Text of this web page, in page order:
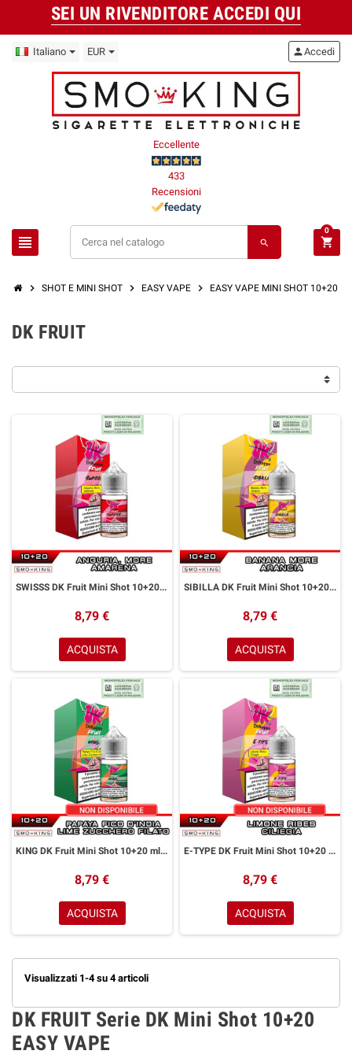
SEI UN RIVENDITORE ACCEDI QUI
Italiano EUR
Eccellente
433
Recensioni
view_headline search
personAccedi
shopping_cart
0
chevron_right SHOT E MINI SHOT chevron_right EASY VAPE chevron_right EASY VAPE MINI SHOT 10+20 ML
DK FRUIT
SWISSS DK Fruit Mini Shot 10+20 ml Easy Vape Anguria More Amarena
8,79 €
ACQUISTA
SIBILLA DK Fruit Mini Shot 10+20 ml Easy Vape Banana More Arancia
8,79 €
ACQUISTA
KING DK Fruit Mini Shot 10+20 ml Easy Vape Papaya Lime Fico d' India Zucchero Filato
8,79 €
ACQUISTA
E-TYPE DK Fruit Mini Shot 10+20 ml Easy Vape Limone Ribes Ciliegia
8,79 €
ACQUISTA
Visualizzati 1-4 su 4 articoli
DK FRUIT Serie DK Mini Shot 10+20
EASY VAPE